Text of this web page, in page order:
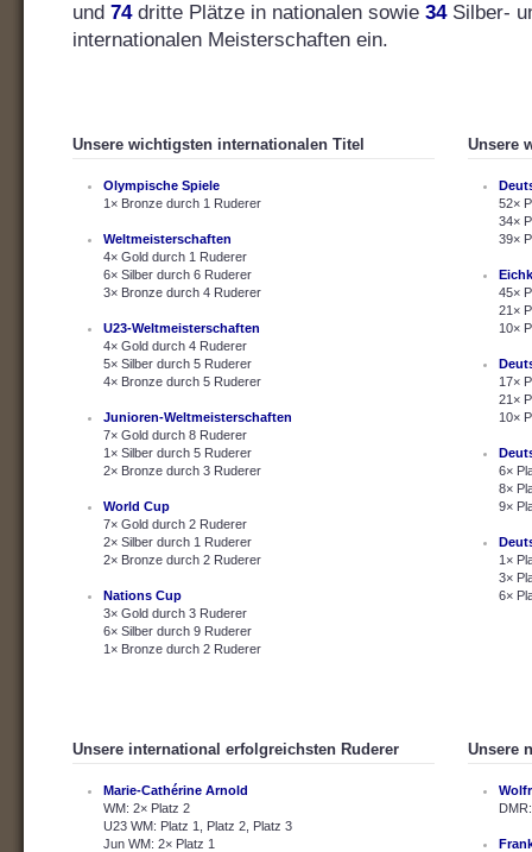
und 74dritte Plätze in nationalen sowie 34Silber-
internationalen Meisterschaften ein.
Unsere wichtigsten internationalen Titel
Olympische Spiele
1× Bronze durch 1 Ruderer
Weltmeisterschaften
4× Gold durch 1 Ruderer
6× Silber durch 6 Ruderer
3× Bronze durch 4 Ruderer
U23-Weltmeisterschaften
4× Gold durch 4 Ruderer
5× Silber durch 5 Ruderer
4× Bronze durch 5 Ruderer
Junioren-Weltmeisterschaften
7× Gold durch 8 Ruderer
1× Silber durch 5 Ruderer
2× Bronze durch 3 Ruderer
World Cup
7× Gold durch 2 Ruderer
2× Silber durch 1 Ruderer
2× Bronze durch 2 Ruderer
Nations Cup
3× Gold durch 3 Ruderer
6× Silber durch 9 Ruderer
1× Bronze durch 2 Ruderer
Unsere
52×
34×
39×
45×
21×
10×
17×
21×
10×
6×
8×
9×
1×
3×
6×
Unsere international erfolgreichsten Ruderer
Marie-Cathérine Arnold
WM: 2× Platz 2
U23 WM: Platz 1, Platz 2, Platz 3
Jun WM: 2× Platz 1
Unsere